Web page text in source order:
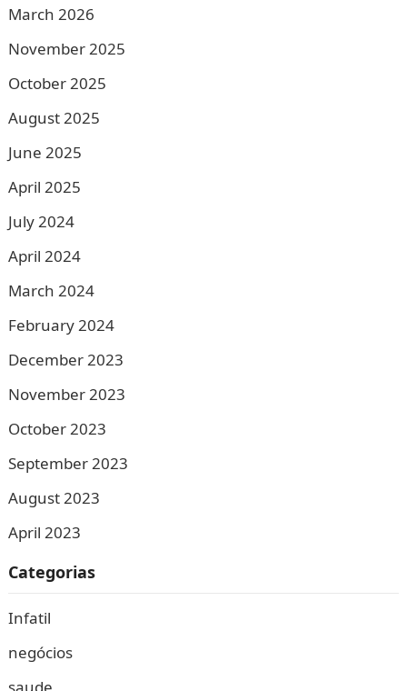
March 2026
November 2025
October 2025
August 2025
June 2025
April 2025
July 2024
April 2024
March 2024
February 2024
December 2023
November 2023
October 2023
September 2023
August 2023
April 2023
Categorias
Infatil
negócios